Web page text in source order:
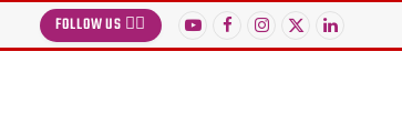
FOLLOW US 👉🏻 YouTubeFacebook
Instagram
X
(Twitter)
LinkedIn